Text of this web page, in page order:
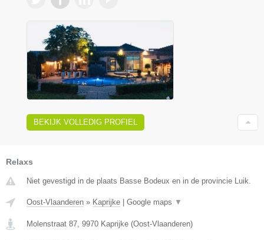
BEKIJK VOLLEDIG PROFIEL
Relaxs
Niet gevestigd in de plaats Basse Bodeux en in de provincie Luik.
Oost-Vlaanderen » Kaprijke | Google maps ▼
Molenstraat 87 9970 Kaprijke (Oost-Vlaanderen)